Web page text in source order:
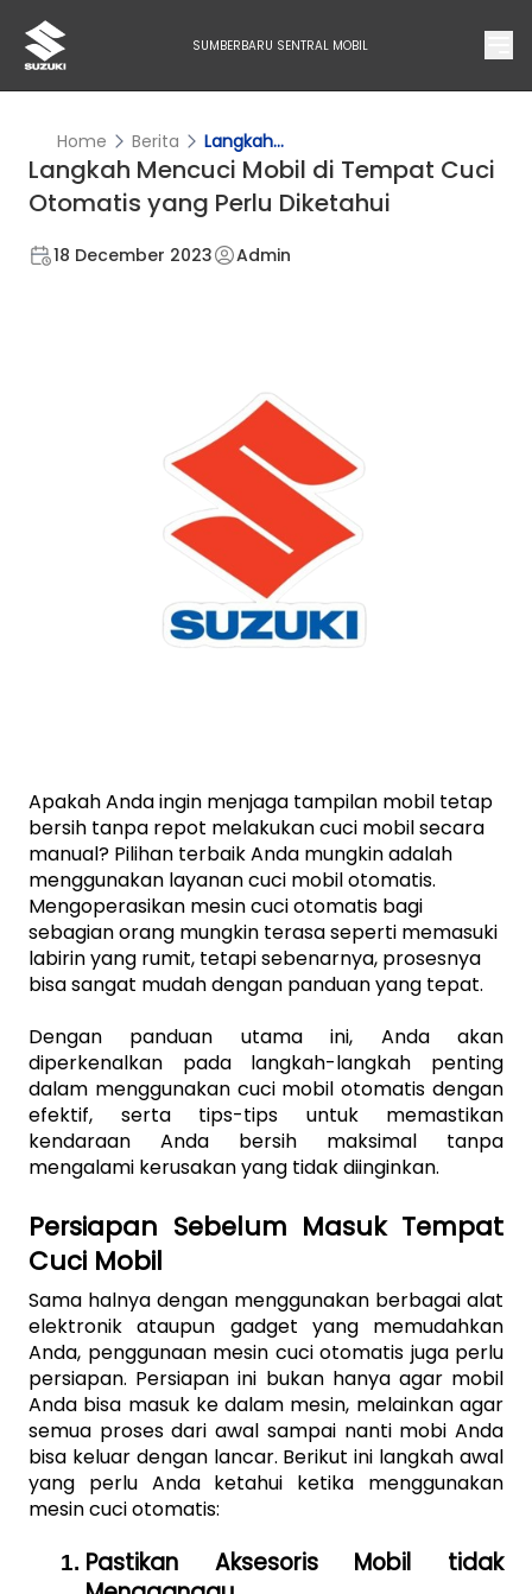
SUMBERBARU SENTRAL MOBIL
Home Berita Langkah...
Langkah Mencuci Mobil di Tempat Cuci
Otomatis yang Perlu Diketahui
18 December 2023 Admin
Apakah Anda ingin menjaga tampilan mobil tetap
bersih tanpa repot melakukan cuci mobil secara
manual? Pilihan terbaik Anda mungkin adalah
menggunakan layanan cuci mobil otomatis.
Mengoperasikan mesin cuci otomatis bagi
sebagian orang mungkin terasa seperti memasuki
labirin yang rumit, tetapi sebenarnya, prosesnya
bisa sangat mudah dengan panduan yang tepat.
Dengan panduan utama ini, Anda akan
diperkenalkan pada langkah-langkah penting
dalam menggunakan cuci mobil otomatis dengan
efektif, serta tips-tips untuk memastikan
kendaraan Anda bersih maksimal tanpa
mengalami kerusakan yang tidak diinginkan.
Persiapan Sebelum Masuk Tempat
Cuci Mobil
Sama halnya dengan menggunakan berbagai alat
elektronik ataupun gadget yang memudahkan
Anda, penggunaan mesin cuci otomatis juga perlu
persiapan. Persiapan ini bukan hanya agar mobil
Anda bisa masuk ke dalam mesin, melainkan agar
semua proses dari awal sampai nanti mobi Anda
bisa keluar dengan lancar. Berikut ini langkah awal
yang perlu Anda ketahui ketika menggunakan
mesin cuci otomatis:
Pastikan Aksesoris Mobil tidak